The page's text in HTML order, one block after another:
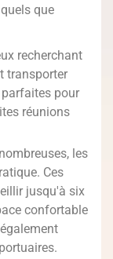
que
recherchant
transporter
pour
réunions
les
Ces
jusqu'à six
confortable